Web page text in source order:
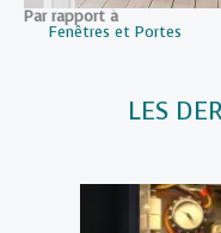
Par rapport à
Fenêtres et Portes
LES